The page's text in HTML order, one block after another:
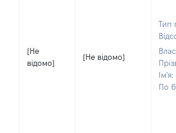
[Не
відомо]
[Не відомо]
Тип
Ім'я:
По